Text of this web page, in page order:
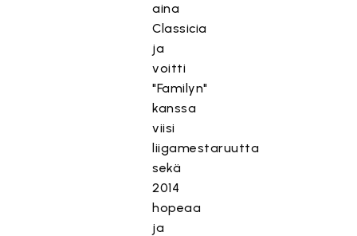
aina
Classicia
ja
voitti
"Familyn"
kanssa
viisi
liigamestaruutta
sekä
2014
hopeaa
ja